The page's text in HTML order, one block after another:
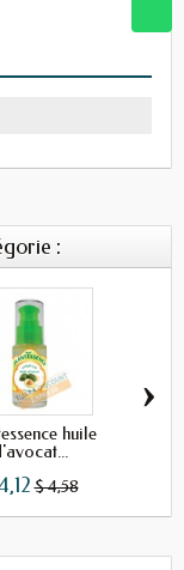
:
huile
$ 4,58
›